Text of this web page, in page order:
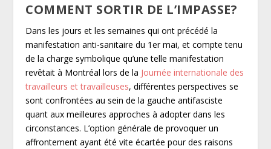
COMMENT SORTIR DE L’IMPASSE?
Dans les jours et les semaines qui ont précédé la
manifestation anti-sanitaire du 1ermai, et compte tenu
de la charge symbolique qu’une telle manifestation
revêtait à Montréal lors de la Journée internationale des
travailleurs et travailleuses, différentes perspectives se
sont confrontées au sein de la gauche antifasciste
quant aux meilleures approches à adopter dans les
circonstances. L’option générale de provoquer un
affrontement ayant été vite écartée pour des raisons